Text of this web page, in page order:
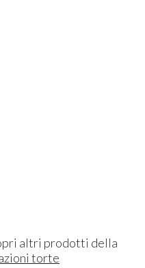
altri prodotti della
torte